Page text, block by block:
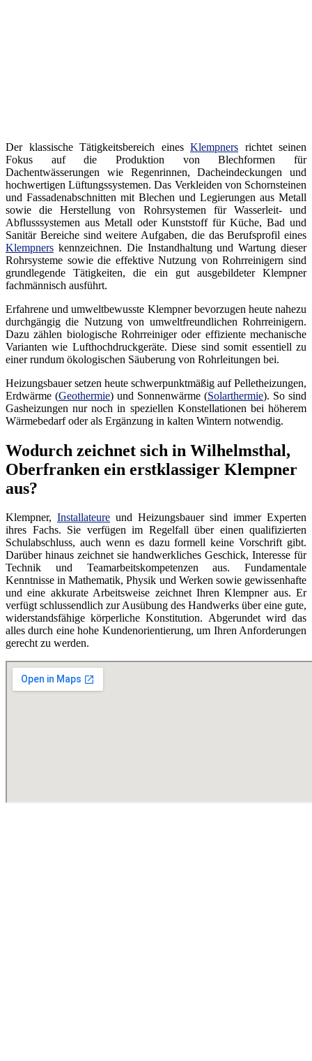
Der klassische Tätigkeitsbereich eines Klempners richtet seinen
Fokus auf die Produktion von Blechformen für
Dachentwässerungen wie Regenrinnen, Dacheindeckungen und
hochwertigen Lüftungssystemen. Das Verkleiden von Schornsteinen
und Fassadenabschnitten mit Blechen und Legierungen aus Metall
sowie die Herstellung von Rohrsystemen für Wasserleit- und
Abflusssystemen aus Metall oder Kunststoff für Küche, Bad und
Sanitär Bereiche sind weitere Aufgaben, die das Berufsprofil eines
Klempners kennzeichnen. Die Instandhaltung und Wartung dieser
Rohrsysteme sowie die effektive Nutzung von Rohrreinigern sind
grundlegende Tätigkeiten, die ein gut ausgebildeter Klempner
fachmännisch ausführt.
Erfahrene und umweltbewusste Klempner bevorzugen heute nahezu
durchgängig die Nutzung von umweltfreundlichen Rohrreinigern.
Dazu zählen biologische Rohrreiniger oder effiziente mechanische
Varianten wie Lufthochdruckgeräte. Diese sind somit essentiell zu
einer rundum ökologischen Säuberung von Rohrleitungen bei.
Heizungsbauer setzen heute schwerpunktmäßig auf Pelletheizungen,
Erdwärme (Geothermie) und Sonnenwärme (Solarthermie). So sind
Gasheizungen nur noch in speziellen Konstellationen bei höherem
Wärmebedarf oder als Ergänzung in kalten Wintern notwendig.
Wodurch zeichnet sich in Wilhelmsthal,
Oberfranken ein erstklassiger Klempner
aus?
Klempner, Installateure und Heizungsbauer sind immer Experten
ihres Fachs. Sie verfügen im Regelfall über einen qualifizierten
Schulabschluss, auch wenn es dazu formell keine Vorschrift gibt.
Darüber hinaus zeichnet sie handwerkliches Geschick, Interesse für
Technik und Teamarbeitskompetenzen aus. Fundamentale
Kenntnisse in Mathematik, Physik und Werken sowie gewissenhafte
und eine akkurate Arbeitsweise zeichnet Ihren Klempner aus. Er
verfügt schlussendlich zur Ausübung des Handwerks über eine gute,
widerstandsfähige körperliche Konstitution. Abgerundet wird das
alles durch eine hohe Kundenorientierung, um Ihren Anforderungen
gerecht zu werden.